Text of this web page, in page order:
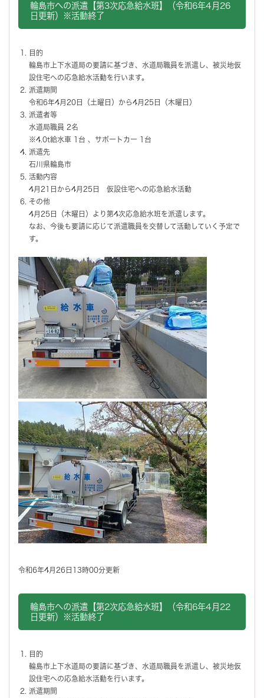
輪島市への派遣【第3次応急給水班】（令和6年4月26
日更新）※活動終了
目的
輪島市上下水道局の要請に基づき、水道局職員を派遣し、被災地仮
設住宅への応急給水活動を行います。
派遣期間
令和6年4月20日（土曜日）から4月25日（木曜日）
派遣者等
水道局職員 2名
※4.0t給水車 1台 、サポートカー 1台
派遣先
石川県輪島市
活動内容
4月21日から4月25日 仮設住宅への応急給水活動
その他
4月25日（木曜日）より第4次応急給水班を派遣します。
なお、今後も要請に応じて派遣職員を交替して活動していく予定で
す。
令和6年4月26日13時00分更新
輪島市への派遣【第2次応急給水班】（令和6年4月22
日更新）※活動終了
目的
輪島市上下水道局の要請に基づき、水道局職員を派遣し、被災地仮
設住宅への応急給水活動を行います。
派遣期間